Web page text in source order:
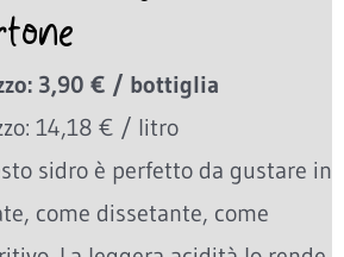
3,90 € / bottiglia
14,18 € / litro
sidro è perfetto da gustare in
come dissetante, come